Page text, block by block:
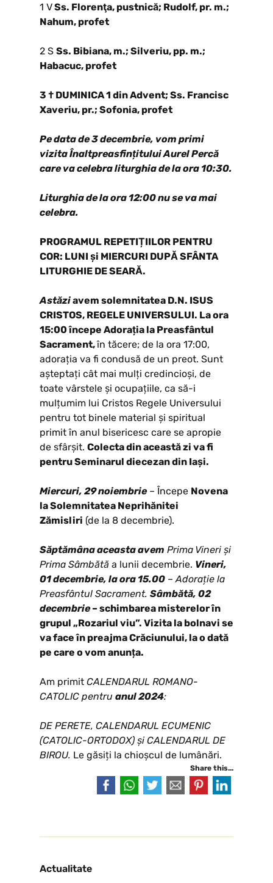
1 VSs. Florenţa, pustnică; Rudolf, pr. m.;
Nahum, profet
2 S Ss. Bibiana, m.; Silveriu, pp. m.;
Habacuc, profet
3 † DUMINICA 1 din Advent; Ss. Francisc
Xaveriu, pr.; Sofonia, profet
Pe data de 3 decembrie, vom primi
vizita Înaltpreasfințitului Aurel Percă
care va celebra liturghia de la ora 10:30.
Liturghia de la ora 12:00 nu se va mai
celebra.
PROGRAMUL REPETIȚIILOR PENTRU
COR: LUNI și MIERCURI DUPĂ SFÂNTA
LITURGHIE DE SEARĂ.
Astăziavem solemnitatea D.N. ISUS
CRISTOS, REGELE UNIVERSULUI. La ora
15:00 începe Adorația la Preasfântul
Sacrament,în tăcere; de la ora 17:00,
adorația va fi condusă de un preot. Sunt
așteptați cât mai mulți credincioși, de
toate vârstele și ocupațiile, ca să-i
mulțumim lui Cristos Regele Universului
pentru tot binele material și spiritual
primit în anul bisericesc care se apropie
de sfârșit. Colecta din această zi va fi
pentru Seminarul diecezan din Iași.
Miercuri, 29 noiembrie– Începe Novena
la Solemnitatea Neprihănitei
Zămisliri (de la 8 decembrie).
Săptămâna aceasta avem Prima Vineri și
Prima Sâmbătă a lunii decembrie. Vineri,
01 decembrie, la ora 15.00 – Adorație la
Preasfântul Sacrament. Sâmbătă, 02
decembrie– schimbarea misterelor în
grupul „Rozariul viu”. Vizita la bolnavi se
va face în preajma Crăciunului, la o dată
pe care o vom anunța.
Am primit CALENDARUL ROMANO-
CATOLIC pentru anul 2024:
DE PERETE, CALENDARUL ECUMENIC
(CATOLIC-ORTODOX) și CALENDARUL DE
BIROU. Le găsiți la chioșcul de lumânări.
Share this...
Actualitate